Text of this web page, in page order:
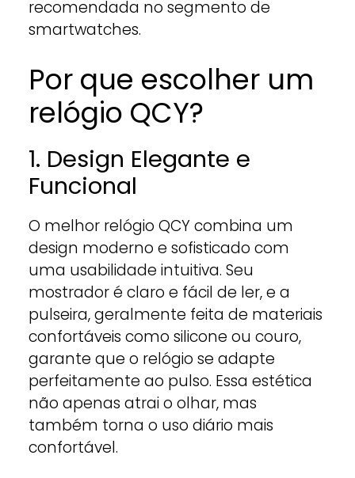
recomendada no segmento de
smartwatches.
Por que escolher um
relógio QCY?
1. Design Elegante e
Funcional
O melhor relógio QCY combina um
design moderno e sofisticado com
uma usabilidade intuitiva. Seu
mostrador é claro e fácil de ler, e a
pulseira, geralmente feita de materiais
confortáveis como silicone ou couro,
garante que o relógio se adapte
perfeitamente ao pulso. Essa estética
não apenas atrai o olhar, mas
também torna o uso diário mais
confortável.